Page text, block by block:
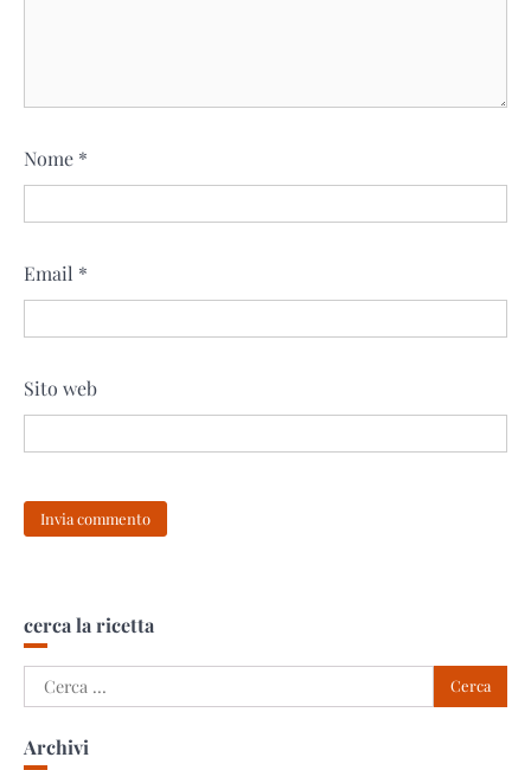
Nome *
Email *
Sito web
cerca la ricetta
Ricerca
per:
Archivi